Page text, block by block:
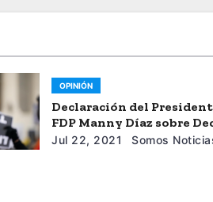
OPINIÓN
Declaración del
FDP Manny Díaz sobre
de Juez Federal Que
Jul 22, 2021 Somos